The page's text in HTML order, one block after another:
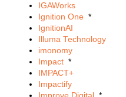
IGAWorks
Ignition One *
IgnitionAI
Illuma Technology
imonomy
Impact *
IMPACT+
Impactify
Improve Digital *